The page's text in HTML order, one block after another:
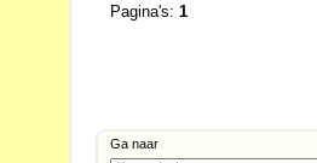
Pagina's:1
Ga naar